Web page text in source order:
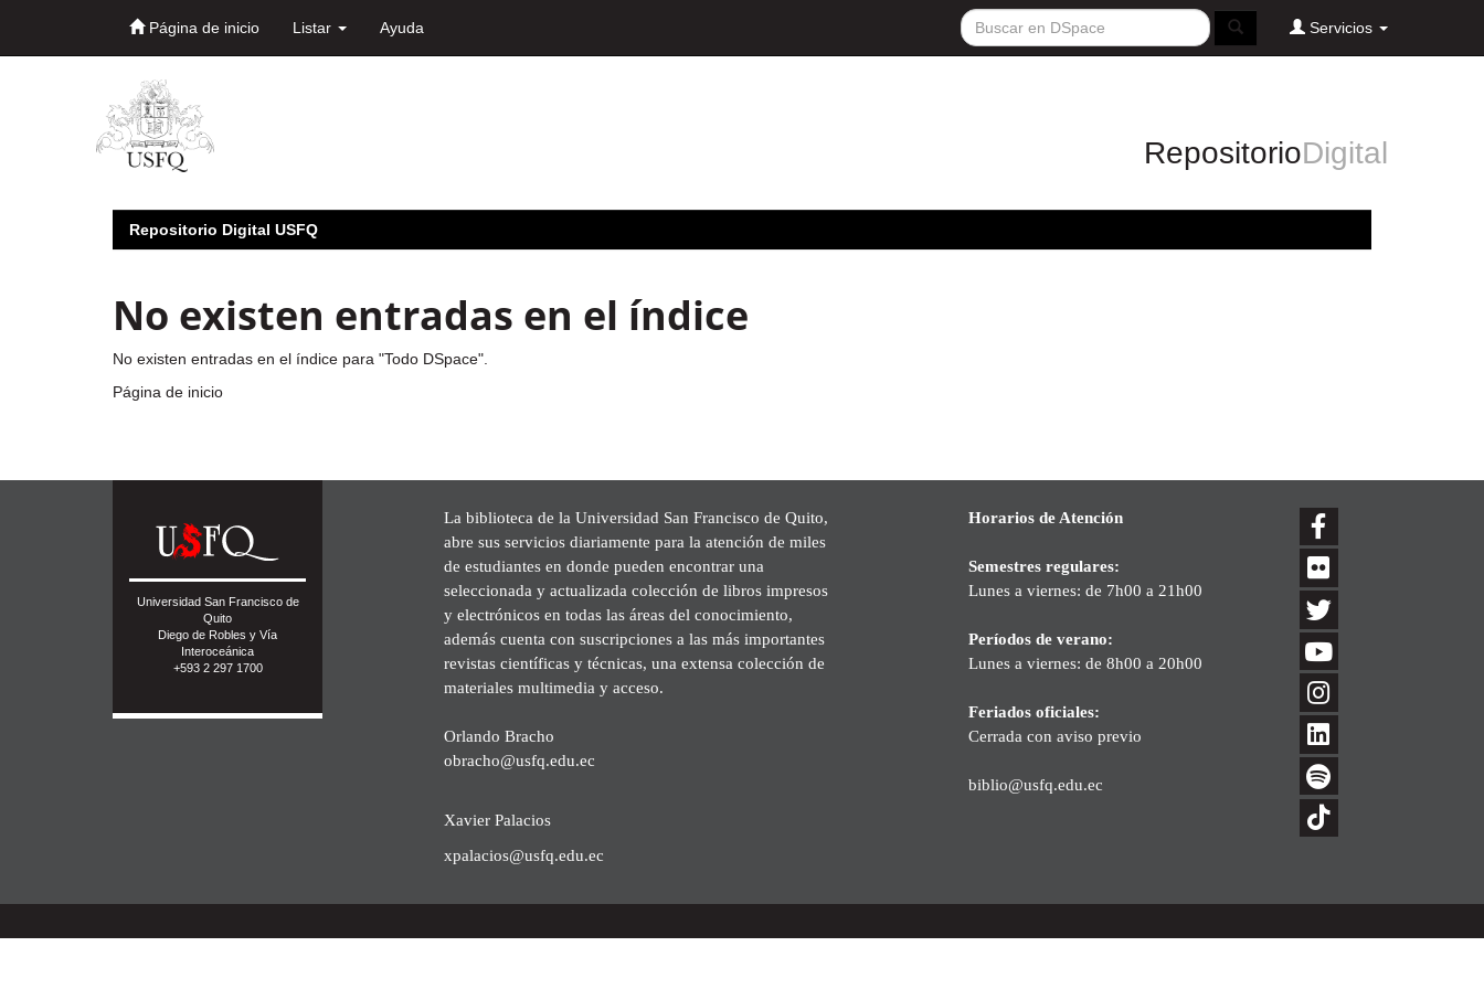
Página de inicio Listar Ayuda Servicios
RepositorioDigital
Repositorio Digital USFQ
No existen entradas en el índice
No existen entradas en el índice para "Todo DSpace".
Página de inicio
Universidad San Francisco de
Quito
Diego de Robles y Vía
Interoceánica
+593 2 297 1700
La biblioteca de la Universidad San Francisco de Quito,
abre sus servicios diariamente para la atención de miles
de estudiantes en donde pueden encontrar una
seleccionada y actualizada colección de libros impresos
y electrónicos en todas las áreas del conocimiento,
además cuenta con suscripciones a las más importantes
revistas científicas y técnicas, una extensa colección de
materiales multimedia y acceso.
Orlando Bracho
obracho@usfq.edu.ec
Xavier Palacios
xpalacios@usfq.edu.ec
Horarios de Atención
Semestres regulares:
Lunes a viernes: de 7h00 a 21h00
Períodos de verano:
Lunes a viernes: de 8h00 a 20h00
Feriados oficiales:
Cerrada con aviso previo
biblio@usfq.edu.ec